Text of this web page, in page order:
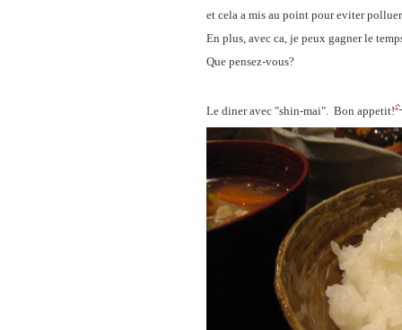
et cela a mis au point pour eviter
En plus, avec ca, je peux gagner le
Que pensez-vous?
Le diner avec "shin-mai". Bon appetit!